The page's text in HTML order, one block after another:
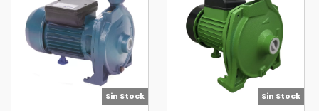
Sin Stock Sin Stock